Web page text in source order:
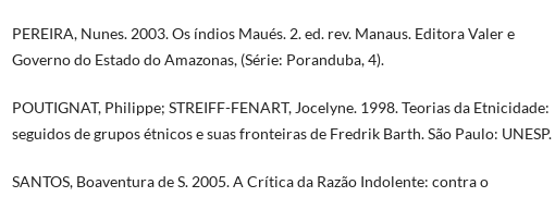
PEREIRA, Nunes. 2003. Os índios Maués. 2. ed. rev. Manaus. Editora Valer e
Governo do Estado do Amazonas, (Série: Poranduba, 4).
POUTIGNAT, Philippe; STREIFF-FENART, Jocelyne. 1998. Teorias da Etnicidade:
seguidos de grupos étnicos e suas fronteiras de Fredrik Barth. São Paulo: UNESP.
SANTOS, Boaventura de S. 2005. A Crítica da Razão Indolente: contra o